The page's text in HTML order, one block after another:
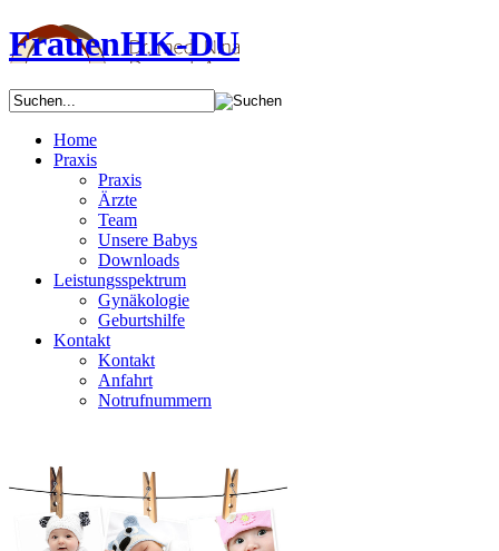
FrauenHK-DU
Home
Praxis
Praxis
Ärzte
Team
Unsere Babys
Downloads
Leistungsspektrum
Gynäkologie
Geburtshilfe
Kontakt
Kontakt
Anfahrt
Notrufnummern